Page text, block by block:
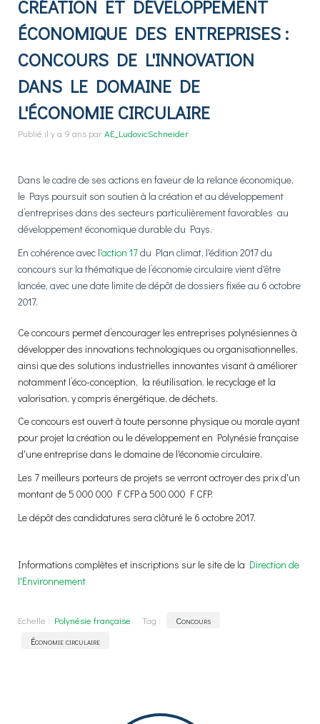
▼
PUBLICATIONS
CONTRIBUEZ
CRÉATION ET DÉVELOPPEMENT
ÉCONOMIQUE DES ENTREPRISES :
CONCOURS DE L'INNOVATION
DANS LE DOMAINE DE
L'ÉCONOMIE CIRCULAIRE
Publié il y a 9 ans parAE_LudovicSchneider
Dans le cadre de ses actions en faveur de la relance économique,
le Pays poursuit son soutien à la création et au développement
d’entreprises dans des secteurs particulièrement favorables au
développement économique durable du Pays.
En cohérence avec l'action 17du Plan climat, l'édition 2017 du
concours sur la thématique de l’économie circulaire vient d'être
lancée, avec une date limite de dépôt de dossiers fixée au 6 octobre
2017.
Ce concours permet d’encourager les entreprises polynésiennes à
développer des innovations technologiques ou organisationnelles,
ainsi que des solutions industrielles innovantes visant à améliorer
notamment l’éco-conception, la réutilisation, le recyclage et la
valorisation, y compris énergétique, de déchets.
Ce concours est ouvert à toute personne physique ou morale ayant
pour projet la création ou le développement en Polynésie française
d'une entreprise dans le domaine de l'économie circulaire.
Les 7 meilleurs porteurs de projets se verront octroyer des prix d'un
montant de 5 000 000 F CFP à 500 000 F CFP.
Le dépôt des candidatures sera clôturé le 6 octobre 2017.
Informations complètes et inscriptions sur le site de la Direction de
l'Environnement
Echelle : Polynésie française Tag :
Concours
Économie circulaire